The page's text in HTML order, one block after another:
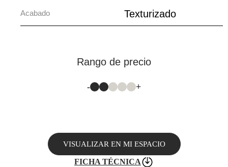
Acabado Texturizado
Rango de precio
- +
VISUALIZAR EN MI ESPACIO
FICHA TÉCNICA